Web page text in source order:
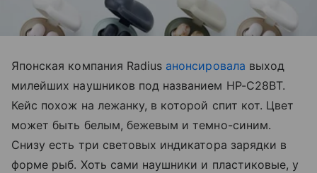
Японская компания Radius анонсировала выход
милейших наушников под названием HP-C28BT.
Кейс похож на лежанку, в которой спит кот. Цвет
может быть белым, бежевым и темно-синим.
Снизу есть три световых индикатора зарядки в
форме рыб. Хоть сами наушники и пластиковые, у